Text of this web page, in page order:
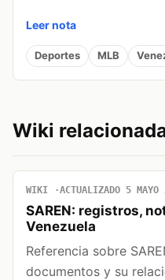
Leer nota
Deportes MLB
Wiki
WIKI ACTUALIZADO 5 MAYO
SAREN: registros,
Venezuela
Referencia sobre
documentos y su